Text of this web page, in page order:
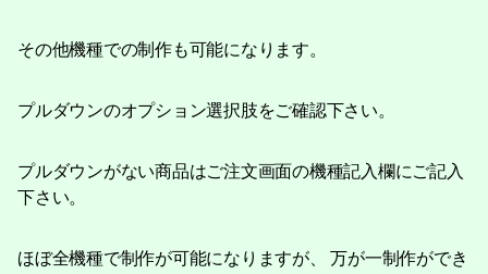
その他機種での制作も可能になります。
プルダウンのオプション選択肢をご確認下さい。
プルダウンがない商品はご注文画面の機種記入欄にご記入
下さい。
ほぼ全機種で制作が可能になりますが、 万が一制作ができ